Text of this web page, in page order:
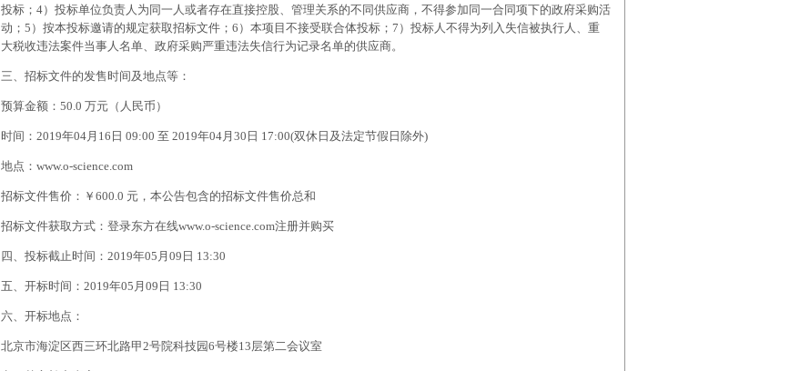
投标；4）投标单位负责人为同一人或者存在直接控股、管理关系的不同供应商，不得参加同一合同项下的政府采购活
动；5）按本投标邀请的规定获取招标文件；6）本项目不接受联合体投标；7）投标人不得为列入失信被执行人、重
大税收违法案件当事人名单、政府采购严重违法失信行为记录名单的供应商。
三、招标文件的发售时间及地点等：
预算金额：50.0 万元（人民币）
时间：2019年04月16日 09:00 至 2019年04月30日 17:00(双休日及法定节假日除外)
地点：www.o-science.com
招标文件售价：￥600.0 元，本公告包含的招标文件售价总和
招标文件获取方式：登录东方在线www.o-science.com注册并购买
四、投标截止时间：2019年05月09日 13:30
五、开标时间：2019年05月09日 13:30
六、开标地点：
北京市海淀区西三环北路甲2号院科技园6号楼13层第二会议室